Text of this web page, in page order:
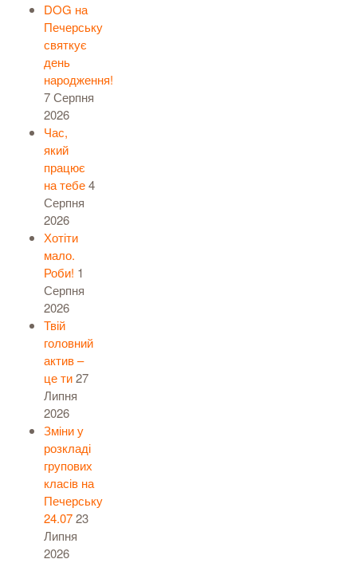
DOG на
Печерську
святкує
день
народження!
7 Серпня
2026
Час,
який
працює
на тебе4
Серпня
2026
Хотіти
мало.
Роби! 1
Серпня
2026
Твій
головний
актив –
це ти27
Липня
2026
Зміни у
розкладі
групових
класів на
Печерську
24.0723
Липня
2026